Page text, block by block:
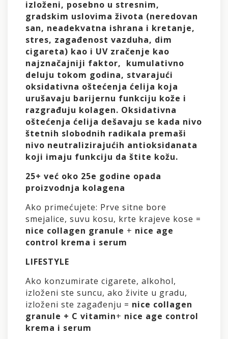
izloženi, posebno u stresnim,
gradskim uslovima života (neredovan
san, neadekvatna ishrana i kretanje,
stres, zagađenost vazduha, dim
cigareta) kao i UV zračenje kao
najznačajniji faktor, kumulativno
deluju tokom godina, stvarajući
oksidativna oštećenja ćelija koja
urušavaju barijernu funkciju kože i
razgrađuju kolagen. Oksidativna
oštećenja ćelija dešavaju se kada nivo
štetnih slobodnih radikala premaši
nivo neutralizirajućih antioksidanata
koji imaju funkciju da štite kožu.
25+ već oko 25e godine opada
proizvodnja kolagena
Ako primećujete: Prve sitne bore
smejalice, suvu kosu, krte krajeve kose =
nice collagen granule + nice age
control krema i serum
LIFESTYLE
Ako konzumirate cigarete, alkohol,
izloženi ste suncu, ako živite u gradu,
izloženi ste zagađenju = nice collagen
granule + C vitamin+ nice age control
krema i serum